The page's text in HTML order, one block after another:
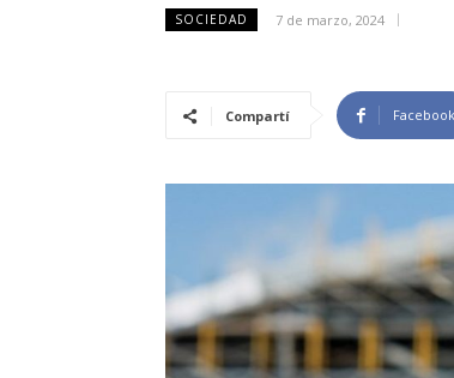
SOCIEDAD 7 de marzo, 2024
Compartí Facebook